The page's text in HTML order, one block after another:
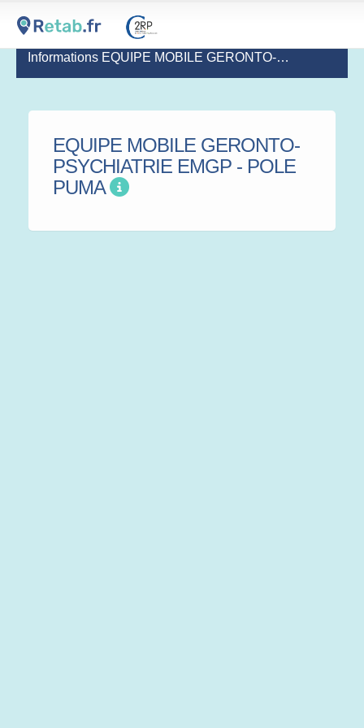
Informations EQUIPE MOBILE GERONTO-PSYCHIATRIE EMGP - POLE PUMA
EQUIPE MOBILE GERONTO-
PSYCHIATRIE EMGP - POLE
PUMA